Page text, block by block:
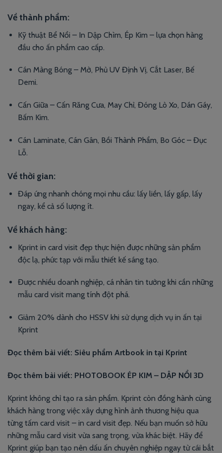
Về thành phẩm:
Kỹ thuật Bể Nổi – In Dập Chìm, Ép Kim – lựa chọn hàng
đầu cho ấn phẩm cao cấp.
Cán Màng Bóng – Mờ, Phủ UV Định Vị, Cắt Laser, Bế
Demi.
Cấn Giữa – Cấn Răng Cưa, May Chỉ, Đóng Lò Xo, Dán Gáy,
Bấm Kim.
Cán Laminate, Cán Gân, Bồi Thành Phẩm, Bo Góc – Đục
Lỗ.
Về thời gian:
Đáp ứng nhanh chóng mọi nhu cầu: lấy liền, lấy gấp, lấy
ngay, kể cả số lượng ít.
Về khách hàng:
Kprint in card visit đẹp thực hiện được những sản phẩm
độc lạ, phức tạp với mẫu thiết kế sáng tạo.
Được nhiều doanh nghiệp, cá nhân tin tưởng khi cần những
mẫu card visit mang tính đột phá.
Giảm 20% dành cho HSSV khi sử dụng dịch vụ in ấn tại
Kprint
Đọc thêm bài viết: Siêu phẩm Artbook in tại Kprint
Đọc thêm bài viết: PHOTOBOOK ÉP KIM – DẬP NỔI 3D
Kprint không chỉ tạo ra sản phẩm. Kprint còn đồng hành cùng
khách hàng trong việc xây dựng hình ảnh thương hiệu qua
từng tấm card visit – in card visit đẹp. Nếu bạn muốn sở hữu
những mẫu card visit vừa sang trọng, vừa khác biệt. Hãy để
Kprint giúp bạn tạo nên dấu ấn chuyên nghiệp ngay từ cái bắt